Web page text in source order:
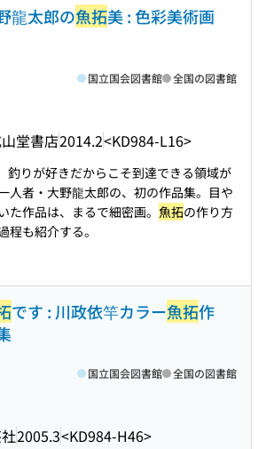
龍太郎の魚拓美 : 色彩美術画
堂書店2014.2<KD984-L16>
国立国会図書館 全国の図書館
釣りが好きだからこそ到達できる領域が
人者・大野龍太郎の、初の作品集。目や
た作品は、まるで細密画。 魚拓の作り方
程も紹介する。
です : 川政依竿カラー魚拓作
2005.3<KD984-H46>
国立国会図書館 全国の図書館